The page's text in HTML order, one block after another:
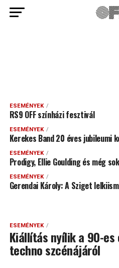
ESEMÉNYEK
RS9 OFF színházi fesztivál
ESEMÉNYEK
Kerekes Band 20 éves jubileumi
ESEMÉNYEK
Prodigy, Ellie Goulding és még
ESEMÉNYEK
Gerendai Károly: A Sziget
ESEMÉNYEK
Kiállítás nyílik a 90-es
techno szcénájáról